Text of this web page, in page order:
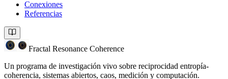
Conexiones
Referencias
Fractal Resonance Coherence
Un programa de investigación vivo sobre reciprocidad entropía-
coherencia, sistemas abiertos, caos, medición y computación.